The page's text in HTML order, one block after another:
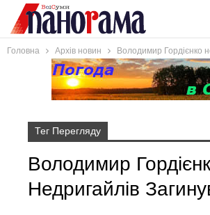
Головна Архів новин Володимир Гордієнко
Тег Перегляду
Володимир
Недригайлів